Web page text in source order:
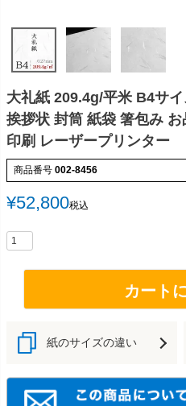
大礼紙 209.4g/平米 B4サ
挨拶状 封筒 紙袋 箸包み
印刷 レーザープリンター
商品番号 002-8456
¥52,800税込
カート
紙のサイズの違い